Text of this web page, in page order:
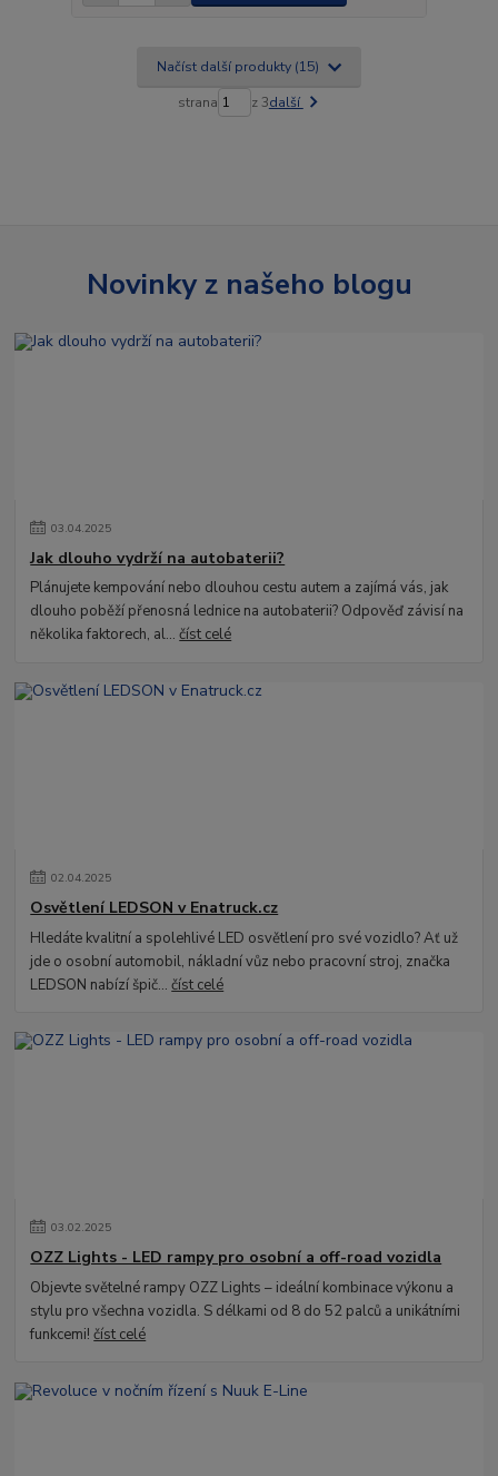
Načíst další produkty (15)
strana z 3další
Novinky z našeho blogu
03.04.2025
Jak dlouho vydrží na autobaterii?
Plánujete kempování nebo dlouhou cestu autem a zajímá vás, jak
dlouho poběží přenosná lednice na autobaterii? Odpověď závisí na
několika faktorech, al...číst celé
02.04.2025
Osvětlení LEDSON v Enatruck.cz
Hledáte kvalitní a spolehlivé LED osvětlení pro své vozidlo? Ať už
jde o osobní automobil, nákladní vůz nebo pracovní stroj, značka
LEDSON nabízí špič...číst celé
03.02.2025
OZZ Lights - LED rampy pro osobní a off-road vozidla
Objevte světelné rampy OZZ Lights – ideální kombinace výkonu a
stylu pro všechna vozidla. S délkami od 8 do 52 palců a unikátními
funkcemi!číst celé